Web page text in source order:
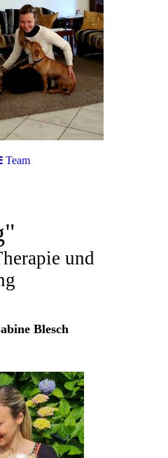
Team
und
Blesch